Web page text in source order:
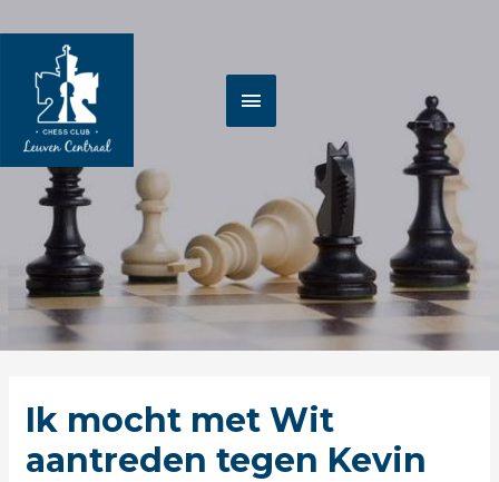
naar
inhoud
Ik mocht met Wit
aantreden tegen Kevin